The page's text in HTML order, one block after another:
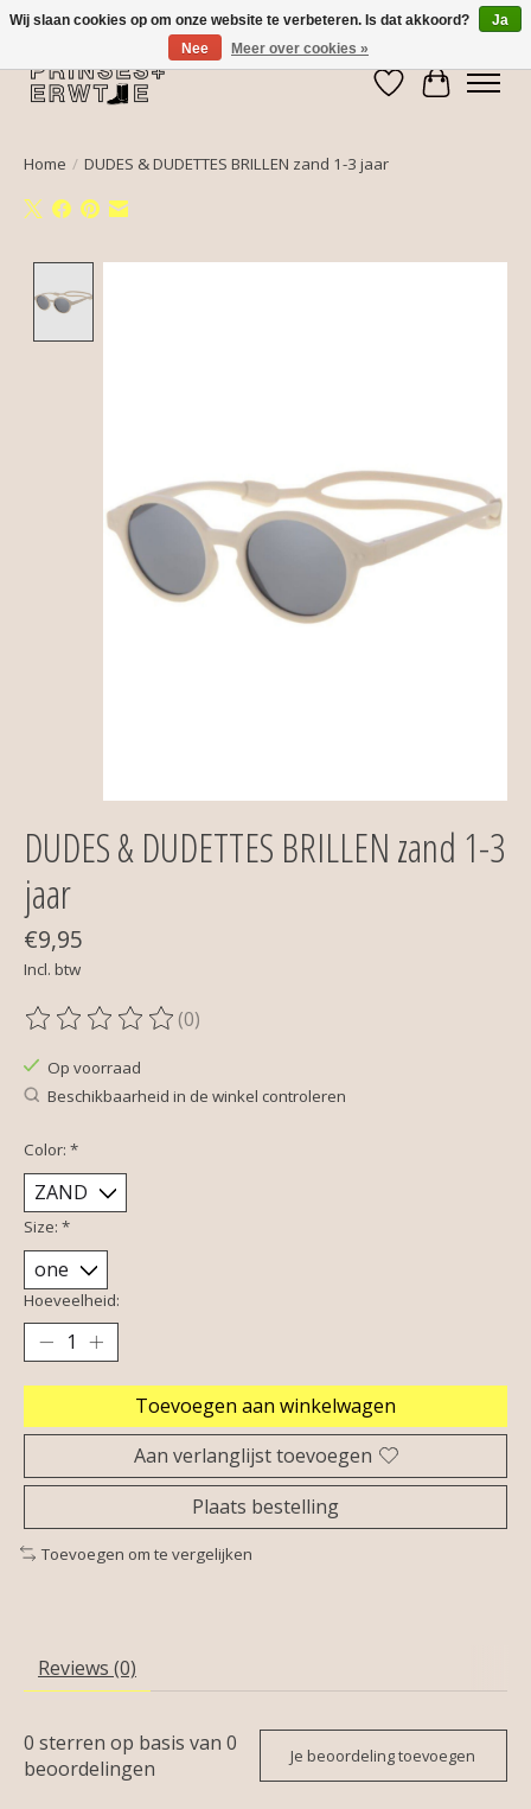
Verlanglijst
Home / DUDES & DUDETTES BRILLEN zand 1-3 jaar
DUDES & DUDETTES BRILLEN zand 1-3
jaar
€9,95
Incl. btw
De beoordeling van dit product is
(0)
Op voorraad
Beschikbaarheid in de winkel controleren
Color: *
Size: *
Hoeveelheid:
Toevoegen aan winkelwagen
Aan verlanglijst toevoegen
Plaats bestelling
Toevoegen om te vergelijken
Reviews (0)
0 sterren op basis van 0
beoordelingen
Je beoordeling toevoegen
Wij slaan cookies op om onze website te verbeteren. Is dat akkoord?
Ja
Nee
Meer over cookies »